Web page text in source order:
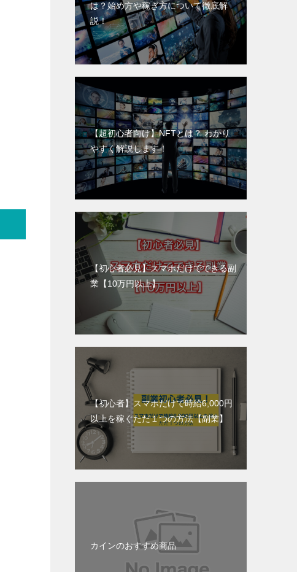
は？始め方や稼ぎ方について徹底解
説！
【超初心者向け】NFTとは？ わかり
やすく解説します！
【初心者必見】スマホだけでできる副
業【10万円以上】
【初心者】スマホだけで時給6,000円
以上を稼ぐただ１つの方法【副業】
カインのおすすめ商品